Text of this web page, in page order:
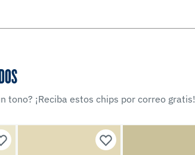
tono? ¡Reciba estos chips por correo gratis!